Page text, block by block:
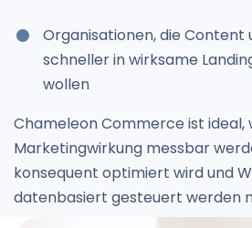
Organisationen, die Content
schneller in wirksame
wollen
Chameleon Commerce ist ideal,
Marketingwirkung messbar
konsequent optimiert wird und
datenbasiert gesteuert werden